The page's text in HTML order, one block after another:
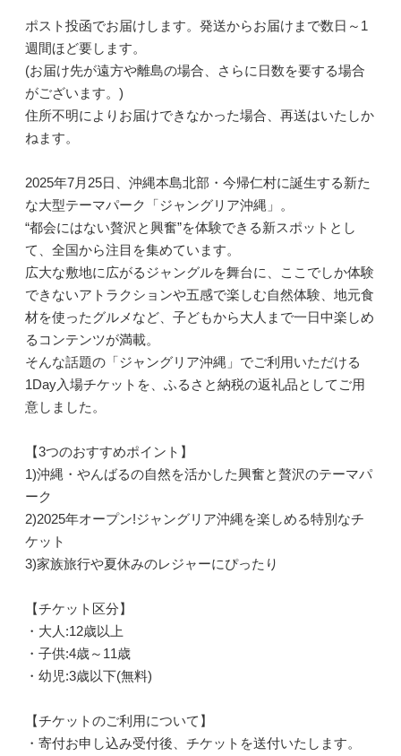
ポスト投函でお届けします。発送からお届けまで数日～1
週間ほど要します。
(お届け先が遠方や離島の場合、さらに日数を要する場合
がございます。)
住所不明によりお届けできなかった場合、再送はいたしか
ねます。
2025年7月25日、沖縄本島北部・今帰仁村に誕生する新た
な大型テーマパーク「ジャングリア沖縄」。
“都会にはない贅沢と興奮”を体験できる新スポットとし
て、全国から注目を集めています。
広大な敷地に広がるジャングルを舞台に、ここでしか体験
できないアトラクションや五感で楽しむ自然体験、地元食
材を使ったグルメなど、子どもから大人まで一日中楽しめ
るコンテンツが満載。
そんな話題の「ジャングリア沖縄」でご利用いただける
1Day入場チケットを、ふるさと納税の返礼品としてご用
意しました。
【3つのおすすめポイント】
1)沖縄・やんばるの自然を活かした興奮と贅沢のテーマパ
ーク
2)2025年オープン!ジャングリア沖縄を楽しめる特別なチ
ケット
3)家族旅行や夏休みのレジャーにぴったり
【チケット区分】
・大人:12歳以上
・子供:4歳～11歳
・幼児:3歳以下(無料)
【チケットのご利用について】
・寄付お申し込み受付後、チケットを送付いたします。